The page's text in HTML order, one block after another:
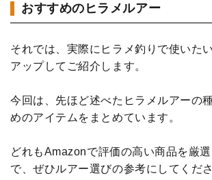
おすすめのヒラメルアー
それでは、実際にヒラメ釣りで使いた
アップしてご紹介します。
今回は、先ほど述べたヒラメルアーの
めのアイテムをまとめています。
どれもAmazonで評価の高い商品を厳
で、ぜひルアー選びの参考にしてくだ